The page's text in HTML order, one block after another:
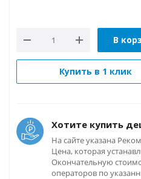
В
Купить в 1 клик
Хотите купить
На сайте указана
Цена, которая
Окончательную
операторов по